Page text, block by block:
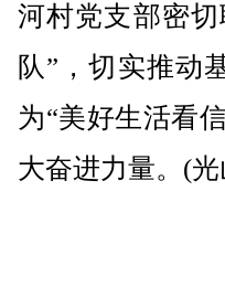
河村党支部密
队”，切实推动
为“美好生活看
大奋进力量。(